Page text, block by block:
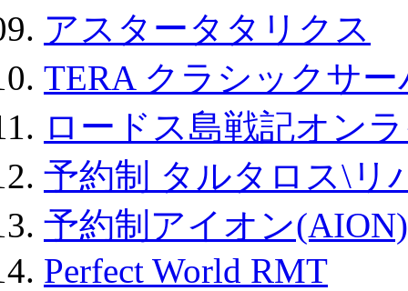
アスタータタリクス
TERA クラシックサ
ロードス島戦記オン
予約制 タルタロス\リ
予約制アイオン
Perfect World RMT